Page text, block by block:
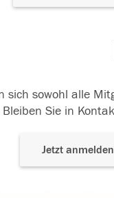
sich sowohl alle
Sie in
Jetzt